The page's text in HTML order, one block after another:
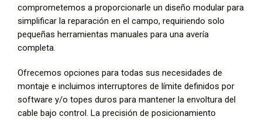
comprometemos a proporcionarle un diseño modular para
simplificar la reparación en el campo, requiriendo solo
pequeñas herramientas manuales para una avería
completa.
Ofrecemos opciones para todas sus necesidades de
montaje e incluimos interruptores de límite definidos por
software y/o topes duros para mantener la envoltura del
cable bajo control. La precisión de posicionamiento